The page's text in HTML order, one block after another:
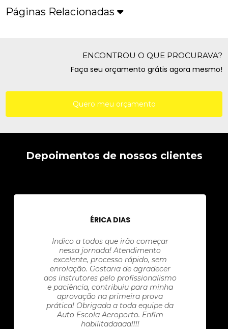
Páginas Relacionadas
ENCONTROU O QUE PROCURAVA?
Faça seu orçamento grátis agora mesmo!
Quero meu orçamento
Depoimentos de nossos clientes
ÉRICA DIAS
Indico a todos que irão começar
nessa jornada! Atendimento
excelente, processo rápido, sem
enrolação. Gostaria de agradecer
aos instrutores pelo profissionalismo
e paciência, contribuiu para minha
aprovação na primeira prova
prática! Obrigada a toda equipe da
Auto Escola Aeroporto. Enfim
habilitadaaaa!!!!